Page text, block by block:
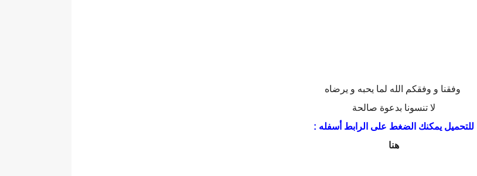
وفقنا و وفقكم الله لما يحبه و يرضاه
لا تنسونا بدعوة صالحة
للتحميل يمكنك الضغط على الرابط أسفله :
هنا